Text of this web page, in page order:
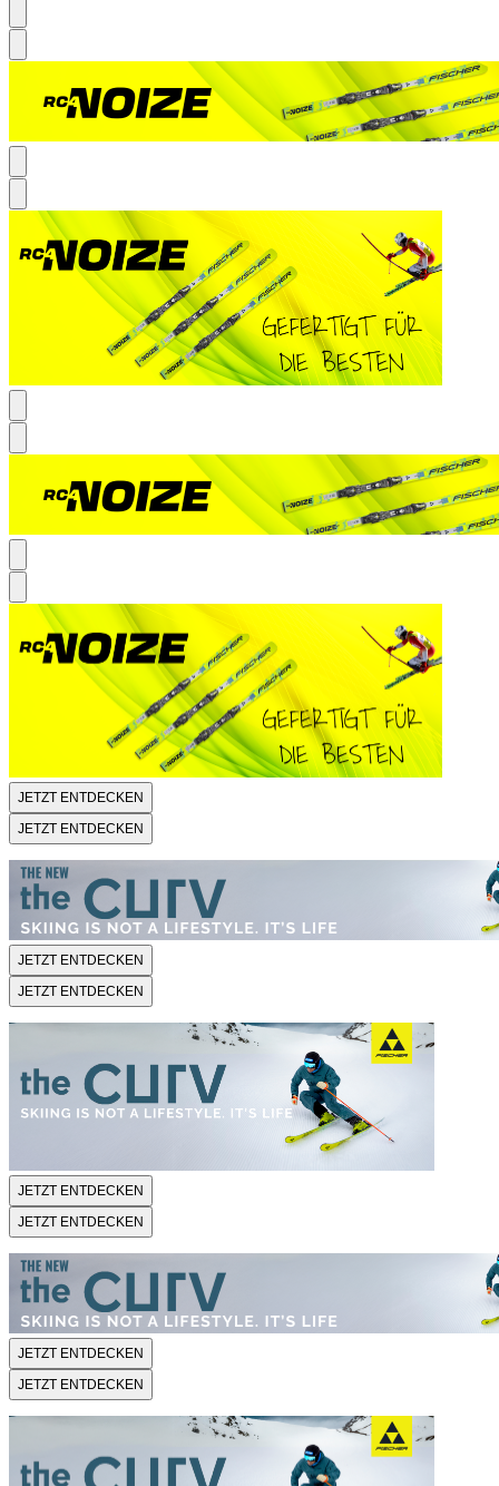
JETZT ENTDECKEN
JETZT ENTDECKEN
JETZT ENTDECKEN
JETZT ENTDECKEN
JETZT ENTDECKEN
JETZT ENTDECKEN
JETZT ENTDECKEN
JETZT ENTDECKEN